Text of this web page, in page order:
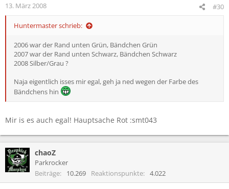
13. März 2008 #30
Huntermaster schrieb:
2006 war der Rand unten Grün, Bändchen Grün
2007 war der Rand unten Schwarz, Bändchen Schwarz
2008 Silber/Grau ?
Naja eigentlich isses mir egal, geh ja ned wegen der Farbe des
Bändchens hin
Mir is es auch egal! Hauptsache Rot :smt043
chaoZ
Parkrocker
Beiträge
10.269 Reaktionspunkte 4.022